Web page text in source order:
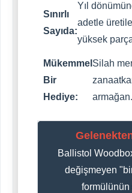
Sınırlı
Sayıda:
Yıl
adetle
yüksek
Mükemmel
Bir
Hediye:
Silah
armağan.
Ballistol
değişmeyen
formülünün